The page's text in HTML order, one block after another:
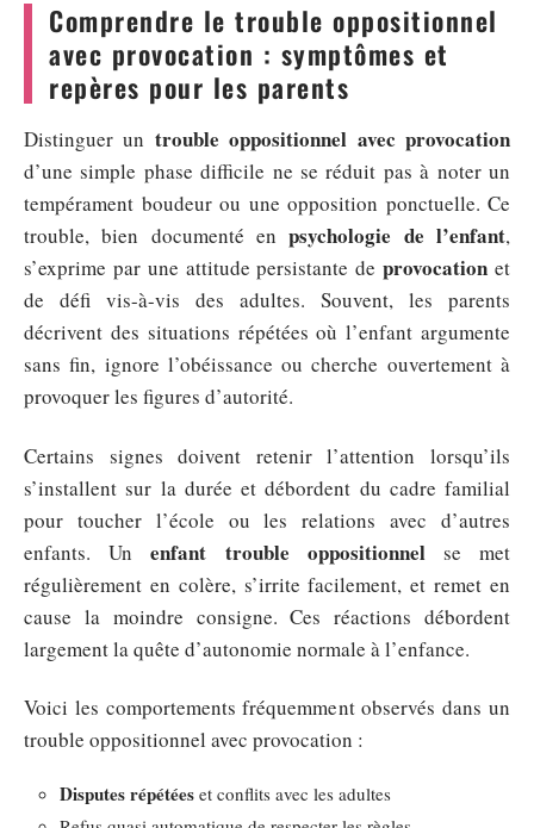
Comprendre le trouble oppositionnel
avec provocation : symptômes et
repères pour les parents
Distinguer un trouble oppositionnel avec provocation
d’une simple phase difficile ne se réduit pas à noter un
tempérament boudeur ou une opposition ponctuelle. Ce
trouble, bien documenté enpsychologie de l’enfant,
s’exprime par une attitude persistante deprovocation et
de défi vis-à-vis des adultes. Souvent, les parents
décrivent des situations répétées où l’enfant argumente
sans fin, ignore l’obéissance ou cherche ouvertement à
provoquer les figures d’autorité.
Certains signes doivent retenir l’attention lorsqu’ils
s’installent sur la durée et débordent du cadre familial
pour toucher l’école ou les relations avec d’autres
enfants. Unenfant trouble oppositionnel se met
régulièrement en colère, s’irrite facilement, et remet en
cause la moindre consigne. Ces réactions débordent
largement la quête d’autonomie normale à l’enfance.
Voici les comportements fréquemment observés dans un
trouble oppositionnel avec provocation :
Disputes répétées et conflits avec les adultes